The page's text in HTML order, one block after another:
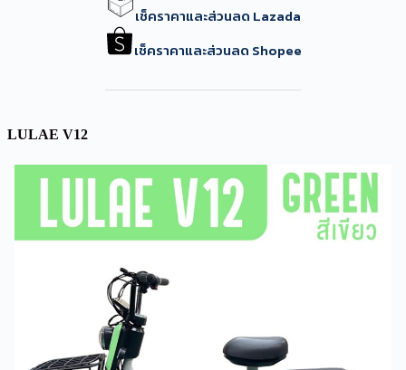
เช็คราคาและส่วนลด Lazada
เช็คราคาและส่วนลด Shopee
LULAE V12